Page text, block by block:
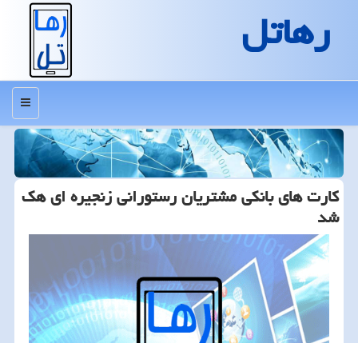
رهاتل
منو
كارت های بانكی مشتریان رستورانی زنجیره ای هك
شد